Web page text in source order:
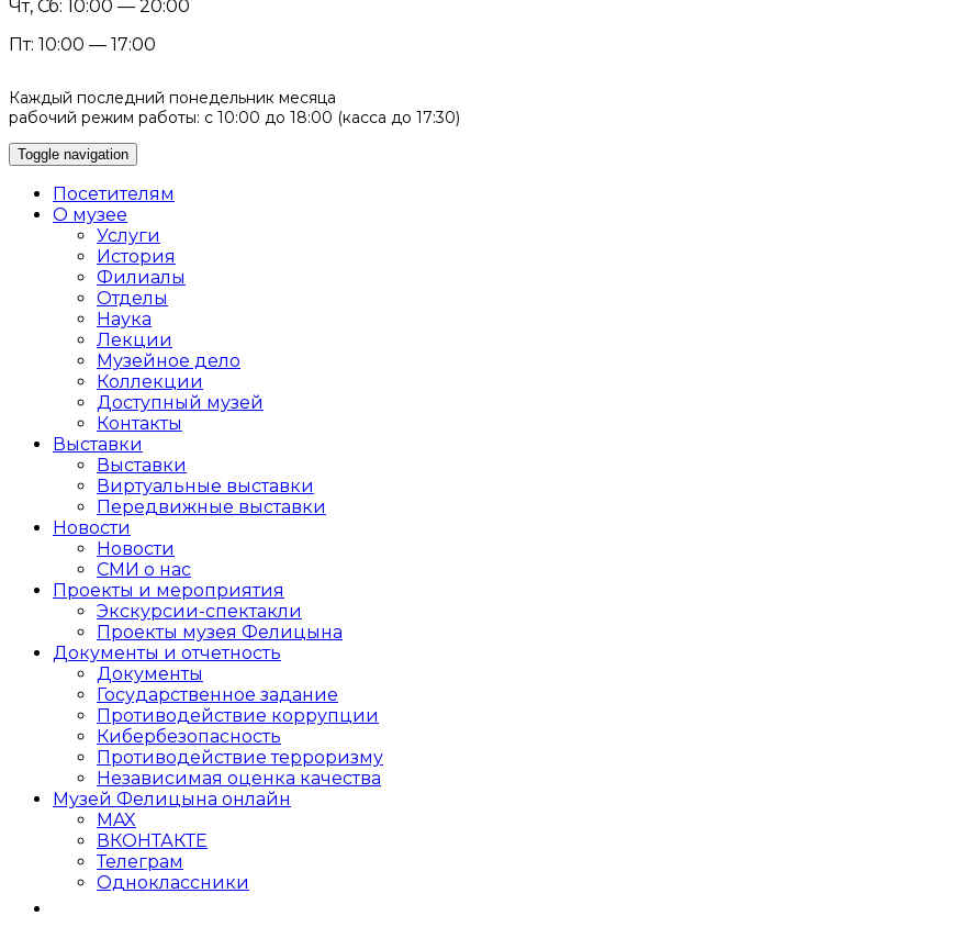
Чт, Сб: 10:00 — 20:00
Пт: 10:00 — 17:00
Каждый последний понедельник месяца
рабочий режим работы: с 10:00 до 18:00 (касса до 17:30)
Toggle navigation
Посетителям
О музее
Услуги
История
Филиалы
Отделы
Наука
Лекции
Музейное дело
Коллекции
Доступный музей
Контакты
Выставки
Выставки
Виртуальные выставки
Передвижные выставки
Новости
Новости
СМИ о нас
Проекты и мероприятия
Экскурсии-спектакли
Проекты музея Фелицына
Документы и отчетность
Документы
Государственное задание
Противодействие коррупции
Кибер­безопасность
Противодействие терроризму
Независимая оценка качества
Музей Фелицына онлайн
MAX
ВКОНТАКТЕ
Телеграм
Одноклассники